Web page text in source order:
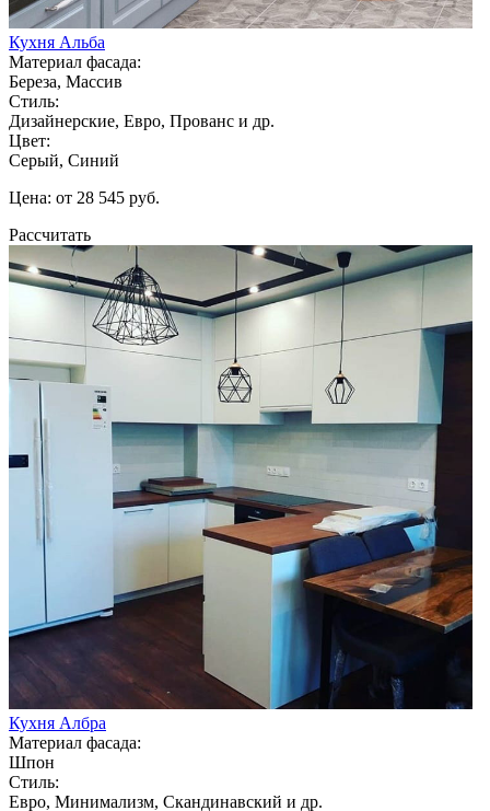
Кухня Альба
Материал фасада:
Береза, Массив
Стиль:
Дизайнерские, Евро, Прованс и др.
Цвет:
Серый, Синий
Цена: от 28 545 руб.
Рассчитать
Кухня Албра
Материал фасада:
Шпон
Стиль:
Евро, Минимализм, Скандинавский и др.